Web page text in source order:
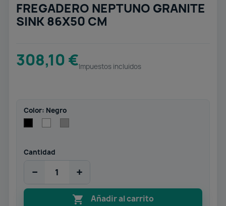
FREGADERO NEPTUNO GRANITE
SINK 86X50 CM
308,10 €Impuestos incluidos
Color: Negro
Cantidad
− +
 Añadir al carrito